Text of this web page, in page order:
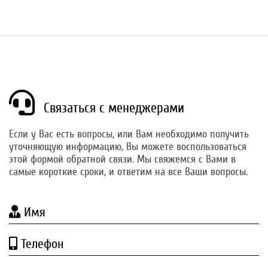
Связаться с менеджерами
Если у Вас есть вопросы, или Вам необходимо получить
уточняющую информацию, Вы можете воспользоваться
этой формой обратной связи. Мы свяжемся с Вами в
самые короткие сроки, и ответим на все Ваши вопросы.
Имя
Телефон